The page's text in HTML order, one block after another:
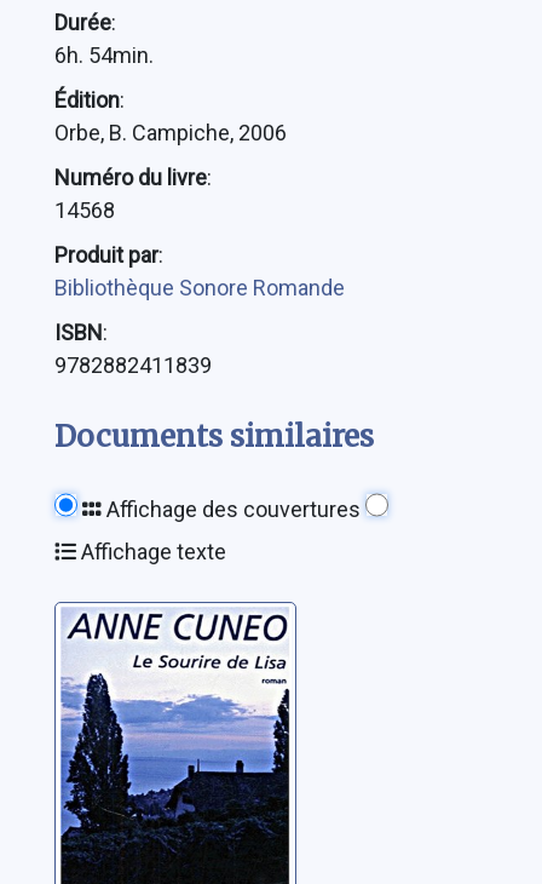
Durée:
6h. 54min.
Édition:
Orbe, B. Campiche, 2006
Numéro du livre:
14568
Produit par:
Bibliothèque Sonore Romande
ISBN:
9782882411839
Documents similaires
Affichage des couvertures
Affichage texte
Une enquête de
Marie
Machiavelli: Le
sourire de Lisa
Cuneo, Anne